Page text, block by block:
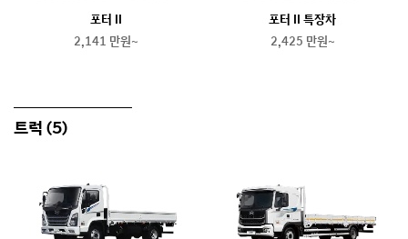
포터 II
2,141 만원~
포터 II 특장차
2,425 만원~
트럭 (5)